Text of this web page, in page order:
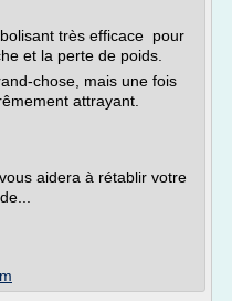
très efficace pour
et la perte de poids.
chose, mais une fois
attrayant.
aidera à rétablir votre